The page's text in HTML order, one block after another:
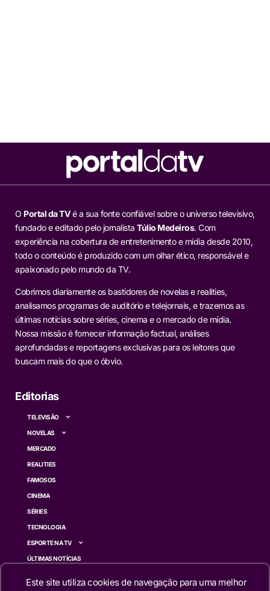
O Portal da TVé a sua fonte confiável sobre o universo televisivo,
fundado e editado pelo jornalista Túlio Medeiros. Com
experiência na cobertura de entretenimento e mídia desde 2010,
todo o conteúdo é produzido com um olhar ético, responsável e
apaixonado pelo mundo da TV.
Cobrimos diariamente os bastidores de novelas e realities,
analisamos programas de auditório e telejornais, e trazemos as
últimas notícias sobre séries, cinema e o mercado de mídia.
Nossa missão é fornecer informação factual, análises
aprofundadas e reportagens exclusivas para os leitores que
buscam mais do que o óbvio.
Editorias
TELEVISÃO
NOVELAS
MERCADO
REALITIES
FAMOSOS
CINEMA
SÉRIES
TECNOLOGIA
ESPORTE NA TV
ÚLTIMAS NOTÍCIAS
Institucional
Este site utiliza cookies de navegação para uma melhor